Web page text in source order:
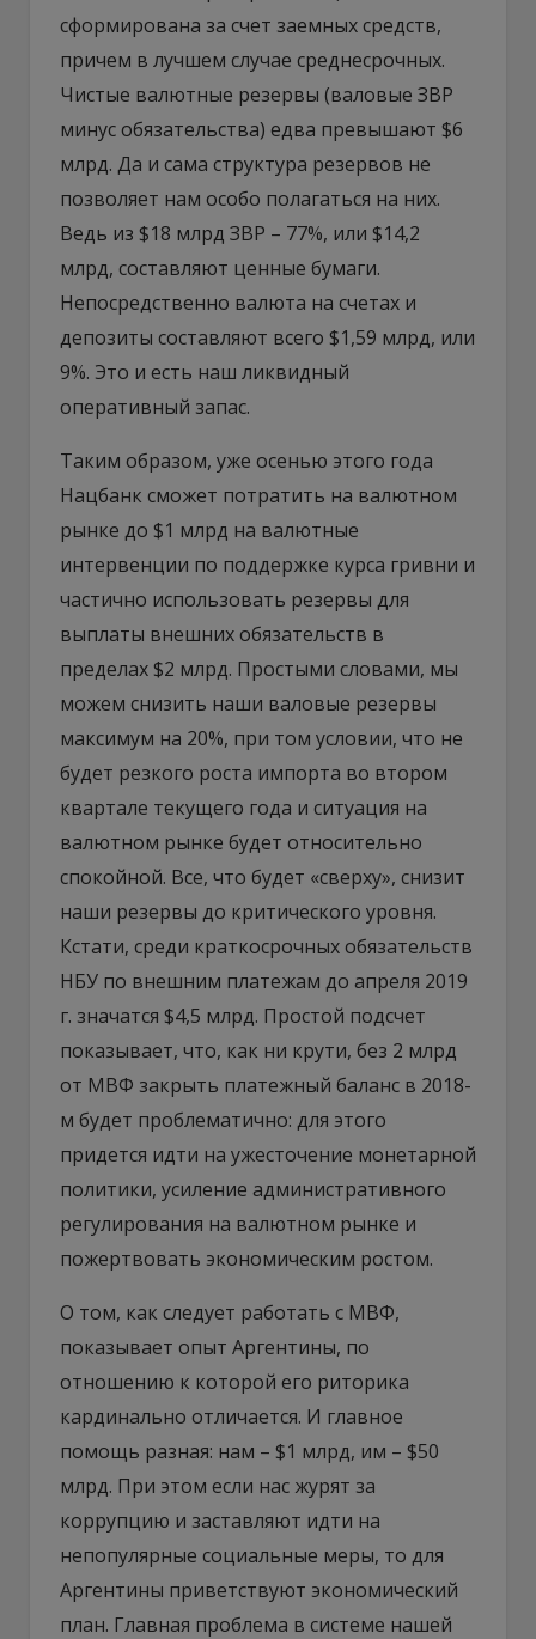
сформирована за счет заемных средств,
причем в лучшем случае среднесрочных.
Чистые валютные резервы (валовые ЗВР
минус обязательства) едва превышают $6
млрд. Да и сама структура резервов не
позволяет нам особо полагаться на них.
Ведь из $18 млрд ЗВР – 77%, или $14,2
млрд, составляют ценные бумаги.
Непосредственно валюта на счетах и
депозиты составляют всего $1,59 млрд, или
9%. Это и есть наш ликвидный
оперативный запас.
Таким образом, уже осенью этого года
Нацбанк сможет потратить на валютном
рынке до $1 млрд на валютные
интервенции по поддержке курса гривни и
частично использовать резервы для
выплаты внешних обязательств в
пределах $2 млрд. Простыми словами, мы
можем снизить наши валовые резервы
максимум на 20%, при том условии, что не
будет резкого роста импорта во втором
квартале текущего года и ситуация на
валютном рынке будет относительно
спокойной. Все, что будет «сверху», снизит
наши резервы до критического уровня.
Кстати, среди краткосрочных обязательств
НБУ по внешним платежам до апреля 2019
г. значатся $4,5 млрд. Простой подсчет
показывает, что, как ни крути, без 2 млрд
от МВФ закрыть платежный баланс в 2018-
м будет проблематично: для этого
придется идти на ужесточение монетарной
политики, усиление административного
регулирования на валютном рынке и
пожертвовать экономическим ростом.
О том, как следует работать с МВФ,
показывает опыт Аргентины, по
отношению к которой его риторика
кардинально отличается. И главное
помощь разная: нам – $1 млрд, им – $50
млрд. При этом если нас журят за
коррупцию и заставляют идти на
непопулярные социальные меры, то для
Аргентины приветствуют экономический
план. Главная проблема в системе нашей